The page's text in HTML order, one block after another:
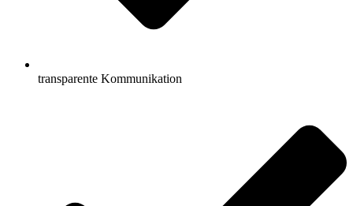
transparente Kommunikation